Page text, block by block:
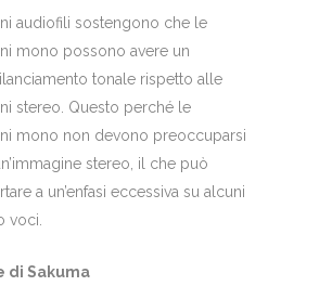
audiofili sostengono che le
mono possono avere un
tonale rispetto alle
stereo. Questo perché le
mono non devono preoccuparsi
stereo, il che può
a un’enfasi eccessiva su alcuni
voci.
di Sakuma